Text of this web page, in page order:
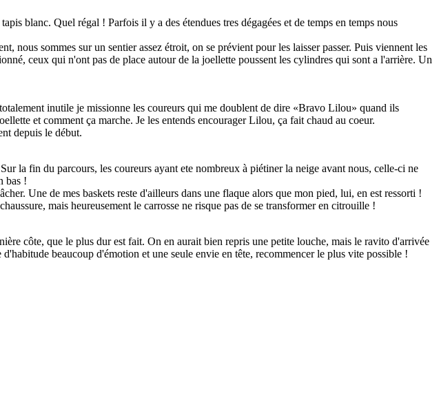
blanc. Quel régal ! Parfois il y a des étendues tres dégagées et de temps en temps nous
nous sommes sur un sentier assez étroit, on se prévient pour les laisser passer. Puis viennent les
ceux qui n'ont pas de place autour de la joellette poussent les cylindres qui sont a l'arrière. Un
inutile je missionne les coureurs qui me doublent de dire «Bravo Lilou» quand ils
et comment ça marche. Je les entends encourager Lilou, ça fait chaud au coeur.
depuis le début.
la fin du parcours, les coureurs ayant ete nombreux à piétiner la neige avant nous, celle-ci ne
bas !
Une de mes baskets reste d'ailleurs dans une flaque alors que mon pied, lui, en est ressorti !
mais heureusement le carrosse ne risque pas de se transformer en citrouille !
côte, que le plus dur est fait. On en aurait bien repris une petite louche, mais le ravito d'arrivée
beaucoup d'émotion et une seule envie en tête, recommencer le plus vite possible !